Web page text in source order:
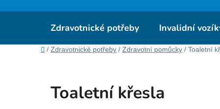
Zdravotnické potřeby Invalidní
Domů
/ Zdravotnické potřeby / Zdravotní pomůcky / Toaletní
Toaletní křesla